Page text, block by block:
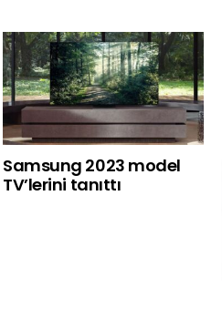
Samsung 2023 model
TV’lerini tanıttı